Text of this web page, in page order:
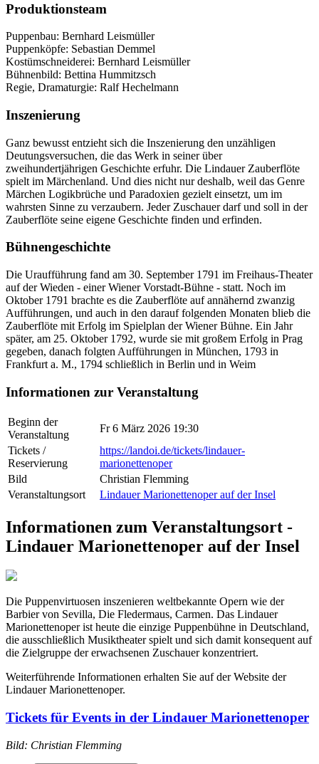
Produktionsteam
Puppenbau: Bernhard Leismüller
Puppenköpfe: Sebastian Demmel
Kostümschneiderei: Bernhard Leismüller
Bühnenbild: Bettina Hummitzsch
Regie, Dramaturgie: Ralf Hechelmann
Inszenierung
Ganz bewusst entzieht sich die Inszenierung den unzähligen
Deutungsversuchen, die das Werk in seiner über
zweihundertjährigen Geschichte erfuhr. Die Lindauer Zauberflöte
spielt im Märchenland. Und dies nicht nur deshalb, weil das Genre
Märchen Logikbrüche und Paradoxien gezielt einsetzt, um im
wahrsten Sinne zu verzaubern. Jeder Zuschauer darf und soll in der
Zauberflöte seine eigene Geschichte finden und erfinden.
Bühnengeschichte
Die Uraufführung fand am 30. September 1791 im Freihaus-Theater
auf der Wieden - einer Wiener Vorstadt-Bühne - statt. Noch im
Oktober 1791 brachte es die Zauberflöte auf annähernd zwanzig
Aufführungen, und auch in den darauf folgenden Monaten blieb die
Zauberflöte mit Erfolg im Spielplan der Wiener Bühne. Ein Jahr
später, am 25. Oktober 1792, wurde sie mit großem Erfolg in Prag
gegeben, danach folgten Aufführungen in München, 1793 in
Frankfurt a. M., 1794 schließlich in Berlin und in Weim
Informationen zur Veranstaltung
Beginn der
Veranstaltung
Fr 6 März 2026 19:30
Tickets /
Reservierung
https://landoi.de/tickets/lindauer-
marionettenoper
Bild
Christian Flemming
Veranstaltungsort
Lindauer Marionettenoper auf der Insel
Informationen zum Veranstaltungsort -
Lindauer Marionettenoper auf der Insel
Die Puppenvirtuosen inszenieren weltbekannte Opern wie der
Barbier von Sevilla, Die Fledermaus, Carmen. Das Lindauer
Marionettenoper ist heute die einzige Puppenbühne in Deutschland,
die ausschließlich Musiktheater spielt und sich damit konsequent auf
die Zielgruppe der erwachsenen Zuschauer konzentriert.
Weiterführende Informationen erhalten Sie auf der Website der
Lindauer Marionettenoper.
Tickets für Events in der Lindauer Marionettenoper
Bild: Christian Flemming